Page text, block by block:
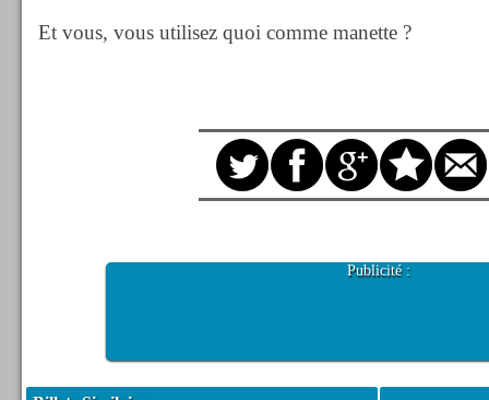
Et vous, vous utilisez quoi comme manette ?
Publicité :